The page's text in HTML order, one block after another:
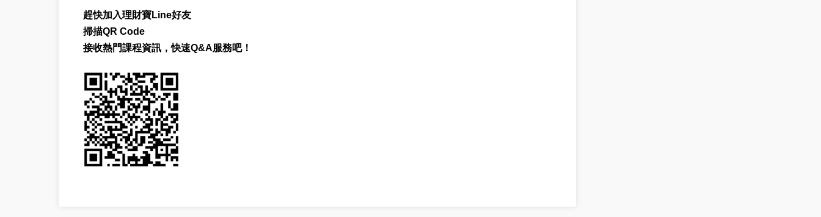
趕快加入理財寶Line好友
掃描QR Code
接收熱門課程資訊，快速Q&A服務吧！